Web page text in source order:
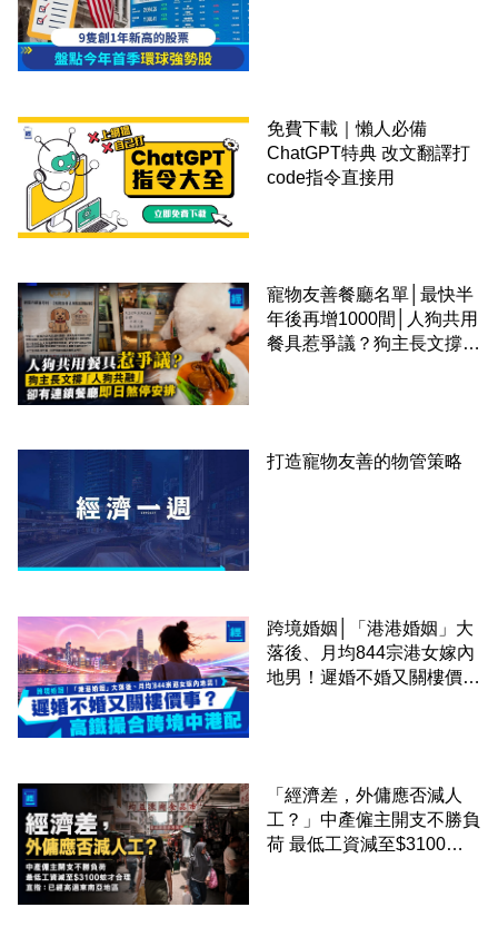
免費下載｜懶人必備
ChatGPT特典 改文翻譯打
code指令直接用
寵物友善餐廳名單│最快半
年後再增1000間│人狗共用
餐具惹爭議？狗主長文撐
打造寵物友善的物管策略
跨境婚姻│「港港婚姻」大
落後、月均844宗港女嫁內
地男！遲婚不婚又關樓價
「經濟差，外傭應否減人
工？」中產僱主開支不勝負
荷 最低工資減至$3100蚊